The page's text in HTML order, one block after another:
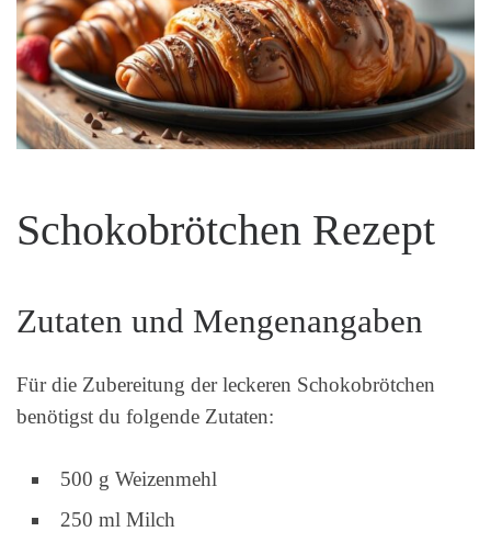
Schokobrötchen Rezept
Zutaten und Mengenangaben
Für die Zubereitung der leckeren Schokobrötchen
benötigst du folgende Zutaten:
500 g Weizenmehl
250 ml Milch